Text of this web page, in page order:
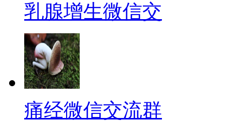
乳腺增生微信交
痛经微信交流群